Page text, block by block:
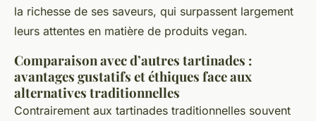
la richesse de ses saveurs, qui surpassent largement
leurs attentes en matière de produits vegan.
Comparaison avec d’autres tartinades :
avantages gustatifs et éthiques face aux
alternatives traditionnelles
Contrairement aux tartinades traditionnelles souvent